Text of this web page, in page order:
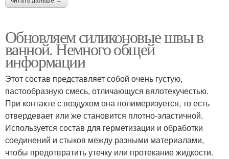
Обновляем силиконовые швы в
ванной. Немного общей
информации
Этот состав представляет собой очень густую,
пастообразную смесь, отличающуся вялотекучестью.
При контакте с воздухом она полимеризуется, то есть
отвердевает или же становится плотно-эластичной.
Используется состав для герметизации и обработки
соединений и стыков между разными материалами,
чтобы предотвратить утечку или протекание жидкости.